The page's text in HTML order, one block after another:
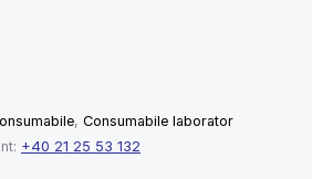
, Consumabile laborator
+40 21 25 53 132